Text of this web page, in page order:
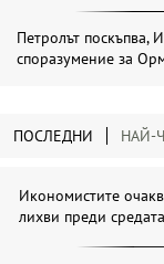
Петролът поскъпва,
споразумение за
ПОСЛЕДНИ НАЙ-
Икономистите
лихви преди